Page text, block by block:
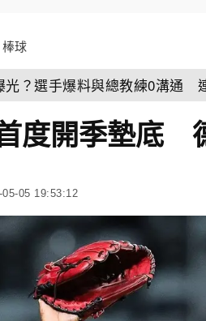
棒球
光？選手爆料與總教練0溝通
度開季墊底
05-05 19:53:12